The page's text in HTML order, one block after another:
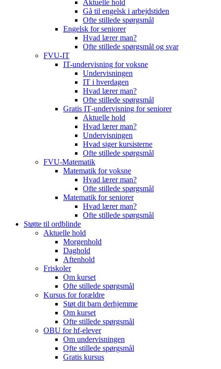
Aktuelle hold
Gå til engelsk i arbejdstiden
Ofte stillede spørgsmål
Engelsk for seniorer
Hvad lærer man?
Ofte stillede spørgsmål og svar
FVU-IT
IT-undervisning for voksne
Undervisningen
IT i hverdagen
Hvad lærer man?
Ofte stillede spørgsmål
Gratis IT‑undervisning for seniorer
Aktuelle hold
Hvad lærer man?
Undervisningen
Hvad siger kursisterne
Ofte stillede spørgsmål
FVU-Matematik
Matematik for voksne
Hvad lærer man?
Ofte stillede spørgsmål
Matematik for seniorer
Hvad lærer man?
Ofte stillede spørgsmål
Støtte til ordblinde
Aktuelle hold
Morgenhold
Daghold
Aftenhold
Friskoler
Om kurset
Ofte stillede spørgsmål
Kursus for forældre
Støt dit barn derhjemme
Om kurset
Ofte stillede spørgsmål
OBU for hf-elever
Om undervisningen
Ofte stillede spørgsmål
Gratis kursus